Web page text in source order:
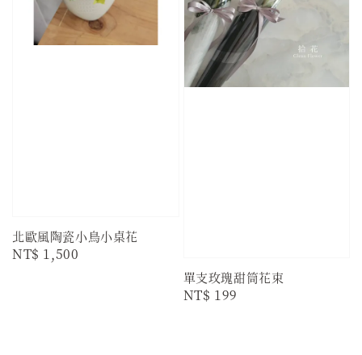
北歐風陶瓷小鳥小桌花
Regular
NT$ 1,500
單支玫瑰甜筒花束
Regular
NT$ 199